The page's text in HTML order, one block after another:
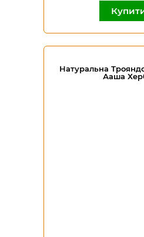
Натуральна
Ааша